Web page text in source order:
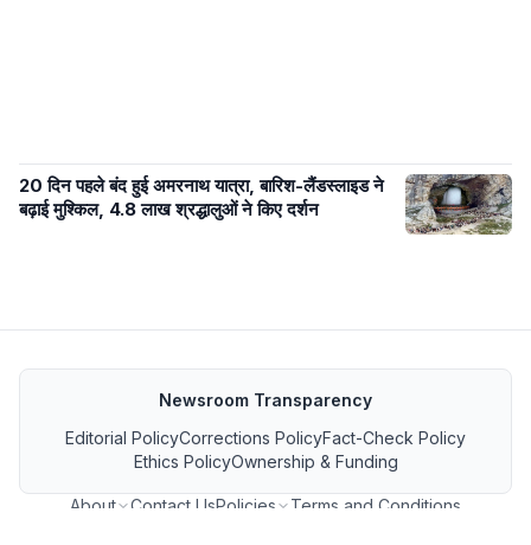
20 दिन पहले बंद हुई अमरनाथ यात्रा, बारिश-लैंडस्लाइड ने
बढ़ाई मुश्किल, 4.8 लाख श्रद्धालुओं ने किए दर्शन
Newsroom Transparency
Editorial PolicyCorrections PolicyFact-Check Policy
Ethics PolicyOwnership & Funding
About Contact UsPolicies
Terms and Conditions